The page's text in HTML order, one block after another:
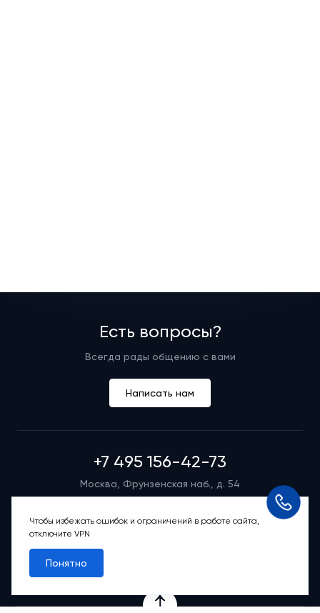
Есть вопросы?
Всегда рады общению с вами
Написать нам
+7 495 156-42-73
Москва, Фрунзенская наб., д. 54
Пн-вс: 9:00 – 21:00
Чтобы избежать ошибок и ограничений в работе сайта,
отключите VPN
Понятно